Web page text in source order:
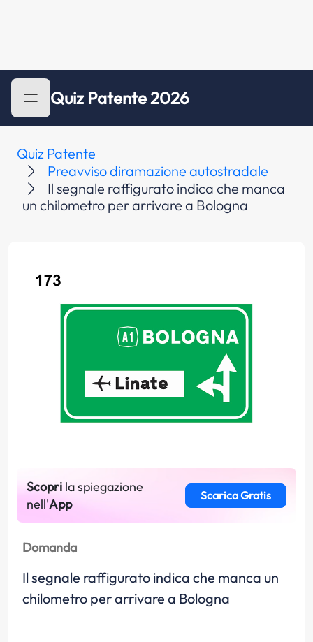
Quiz Patente 2026
Quiz Patente
Preavviso diramazione autostradale
Il segnale raffigurato indica che manca
un chilometro per arrivare a Bologna
Scopri la spiegazione
nell'App
Scarica Gratis
Domanda
Il segnale raffigurato indica che manca un
chilometro per arrivare a Bologna